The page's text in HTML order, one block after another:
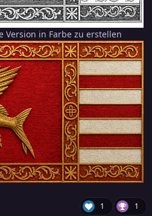
in Farbe zu erstellen
1 1